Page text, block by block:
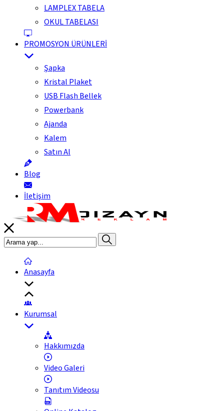
LAMPLEX TABELA
OKUL TABELASI
PROMOSYON ÜRÜNLERİ
Şapka
Kristal Plaket
USB Flash Bellek
Powerbank
Ajanda
Kalem
Satın Al
Blog
İletişim
Anasayfa
Kurumsal
Hakkımızda
Video Galeri
Tanıtım Videosu